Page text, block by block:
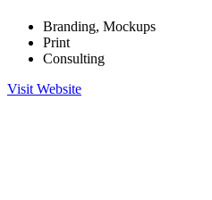
Branding, Mockups
Print
Consulting
Visit Website